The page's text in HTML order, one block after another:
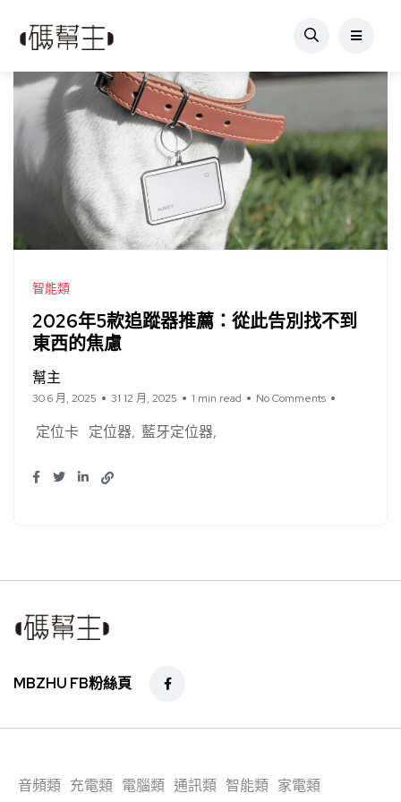
智能類
2026年5款追蹤器推薦：從此告別找不到
東西的焦慮
幫主
30 6 月, 2025 31 12 月, 2025 1 min read No Comments
定位卡 定位器 藍牙定位器
MBZHU FB粉絲頁
音頻類 充電類 電腦類 通訊類 智能類 家電類